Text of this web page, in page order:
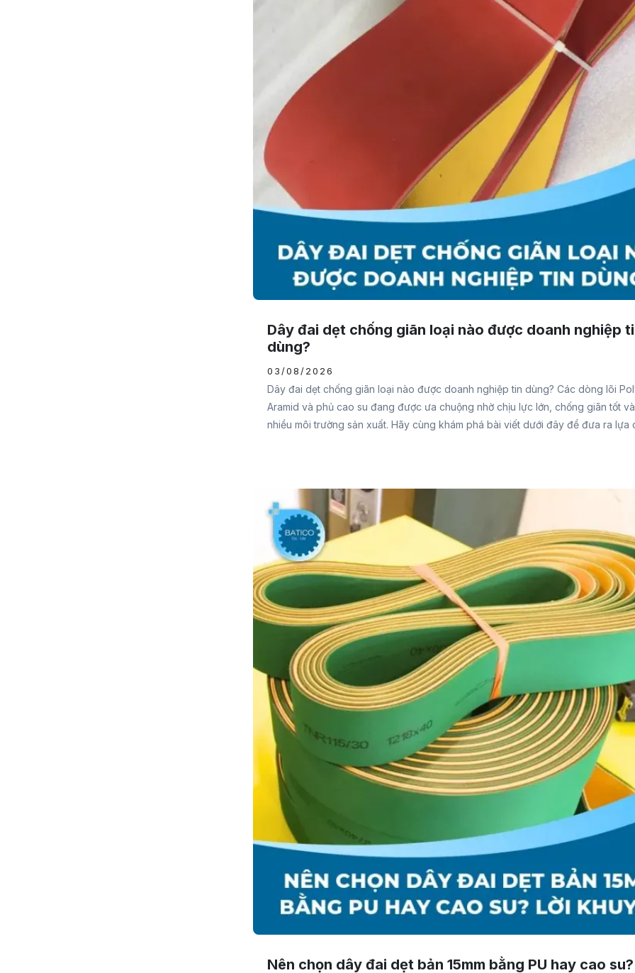
Dây đai dẹt chống giãn loại nào được doanh nghiệp
dùng?
03/08/2026
Dây đai dẹt chống giãn loại nào được doanh nghiệp tin dùng? Các dòng lõi
Aramid và phủ cao su đang được ưa chuộng nhờ chịu lực lớn, chống giãn tốt
nhiều môi trường sản xuất. Hãy cùng khám phá bài viết dưới đây để đưa ra lựa
Nên chọn dây đai dẹt bản 15mm bằng PU hay cao